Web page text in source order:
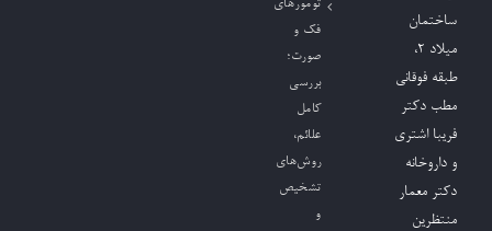
ساختمان
میلاد ٢،
طبقه فوقانی
مطب دکتر
فریبا اشتری
و داروخانه
دکتر معمار
منتظرین
تومورهای
فک و
صورت؛
بررسی
کامل
علائم،
روش‌های
تشخیص
و